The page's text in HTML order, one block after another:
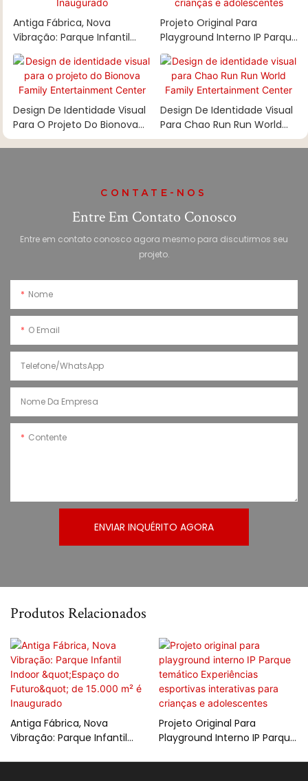
Antiga Fábrica, Nova
Vibração: Parque Infantil
Indoor "Espaço Do Futuro"
De 15.000 M² É Inaugurado
Projeto Original Para
Playground Interno IP Parque
Temático Experiências
Esportivas Interativas Para
Crianças E Adolescentes
Design De Identidade Visual
Para O Projeto Do Bionova
Family Entertainment
Design De Identidade Visual
Para Chao Run Run World
Family Entertainment
CONTATE-NOS
Entre Em Contato Conosco
Entre em contato conosco agora mesmo para discutirmos seu
projeto.
Nome
O Email
Telefone/WhatsApp
Nome Da Empresa
Contente
ENVIAR INQUÉRITO AGORA
Produtos Relacionados
Antiga Fábrica, Nova
Vibração: Parque Infantil
Projeto Original Para
Playground Interno IP Parque